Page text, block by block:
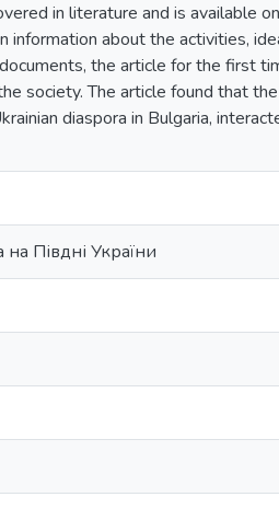
in literature and is available
information about the activities,
the article for the first
society. The article found that
diaspora in Bulgaria,
Півдні України